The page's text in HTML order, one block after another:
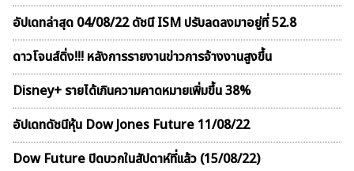
อัปเดทล่าสุด 04/08/22 ดัชนี ISM ปรับลดลงมาอยู่ที่ 52.8
ดาวโจนส์ดิ่ง!!! หลังการรายงานข่าวการจ้างงานสูงขึ้น
Disney+ รายได้เกินความคาดหมายเพิ่มขึ้น 38%
อัปเดทดัชนีหุ้น Dow Jones Future 11/08/22
Dow Future ปิดบวกในสัปดาห์ที่เเล้ว (15/08/22)